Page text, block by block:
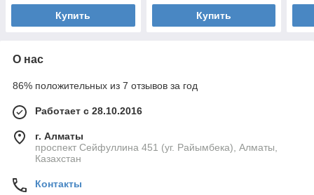
Купить Купить
О нас
86% положительных из 7 отзывов за год
Работает с 28.10.2016
г. Алматы
проспект Сейфуллина 451 (уг. Райымбека), Алматы,
Казахстан
Контакты